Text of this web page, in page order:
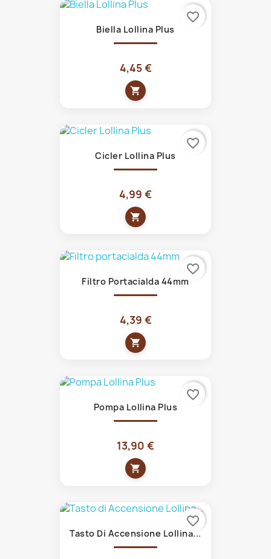
Biella Lollina Plus
4,45 €
shopping_cart
favorite_border
Cicler Lollina Plus
4,99 €
shopping_cart
favorite_border
Filtro Portacialda 44mm
4,39 €
shopping_cart
favorite_border
Pompa Lollina Plus
13,90 €
shopping_cart
favorite_border
Tasto Di Accensione Lollina...
favorite_border